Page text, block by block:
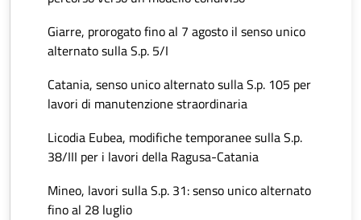
Giarre, prorogato fino al 7 agosto il senso unico
alternato sulla S.p. 5/I
Catania, senso unico alternato sulla S.p. 105 per
lavori di manutenzione straordinaria
Licodia Eubea, modifiche temporanee sulla S.p.
38/III per i lavori della Ragusa-Catania
Mineo, lavori sulla S.p. 31: senso unico alternato
fino al 28 luglio